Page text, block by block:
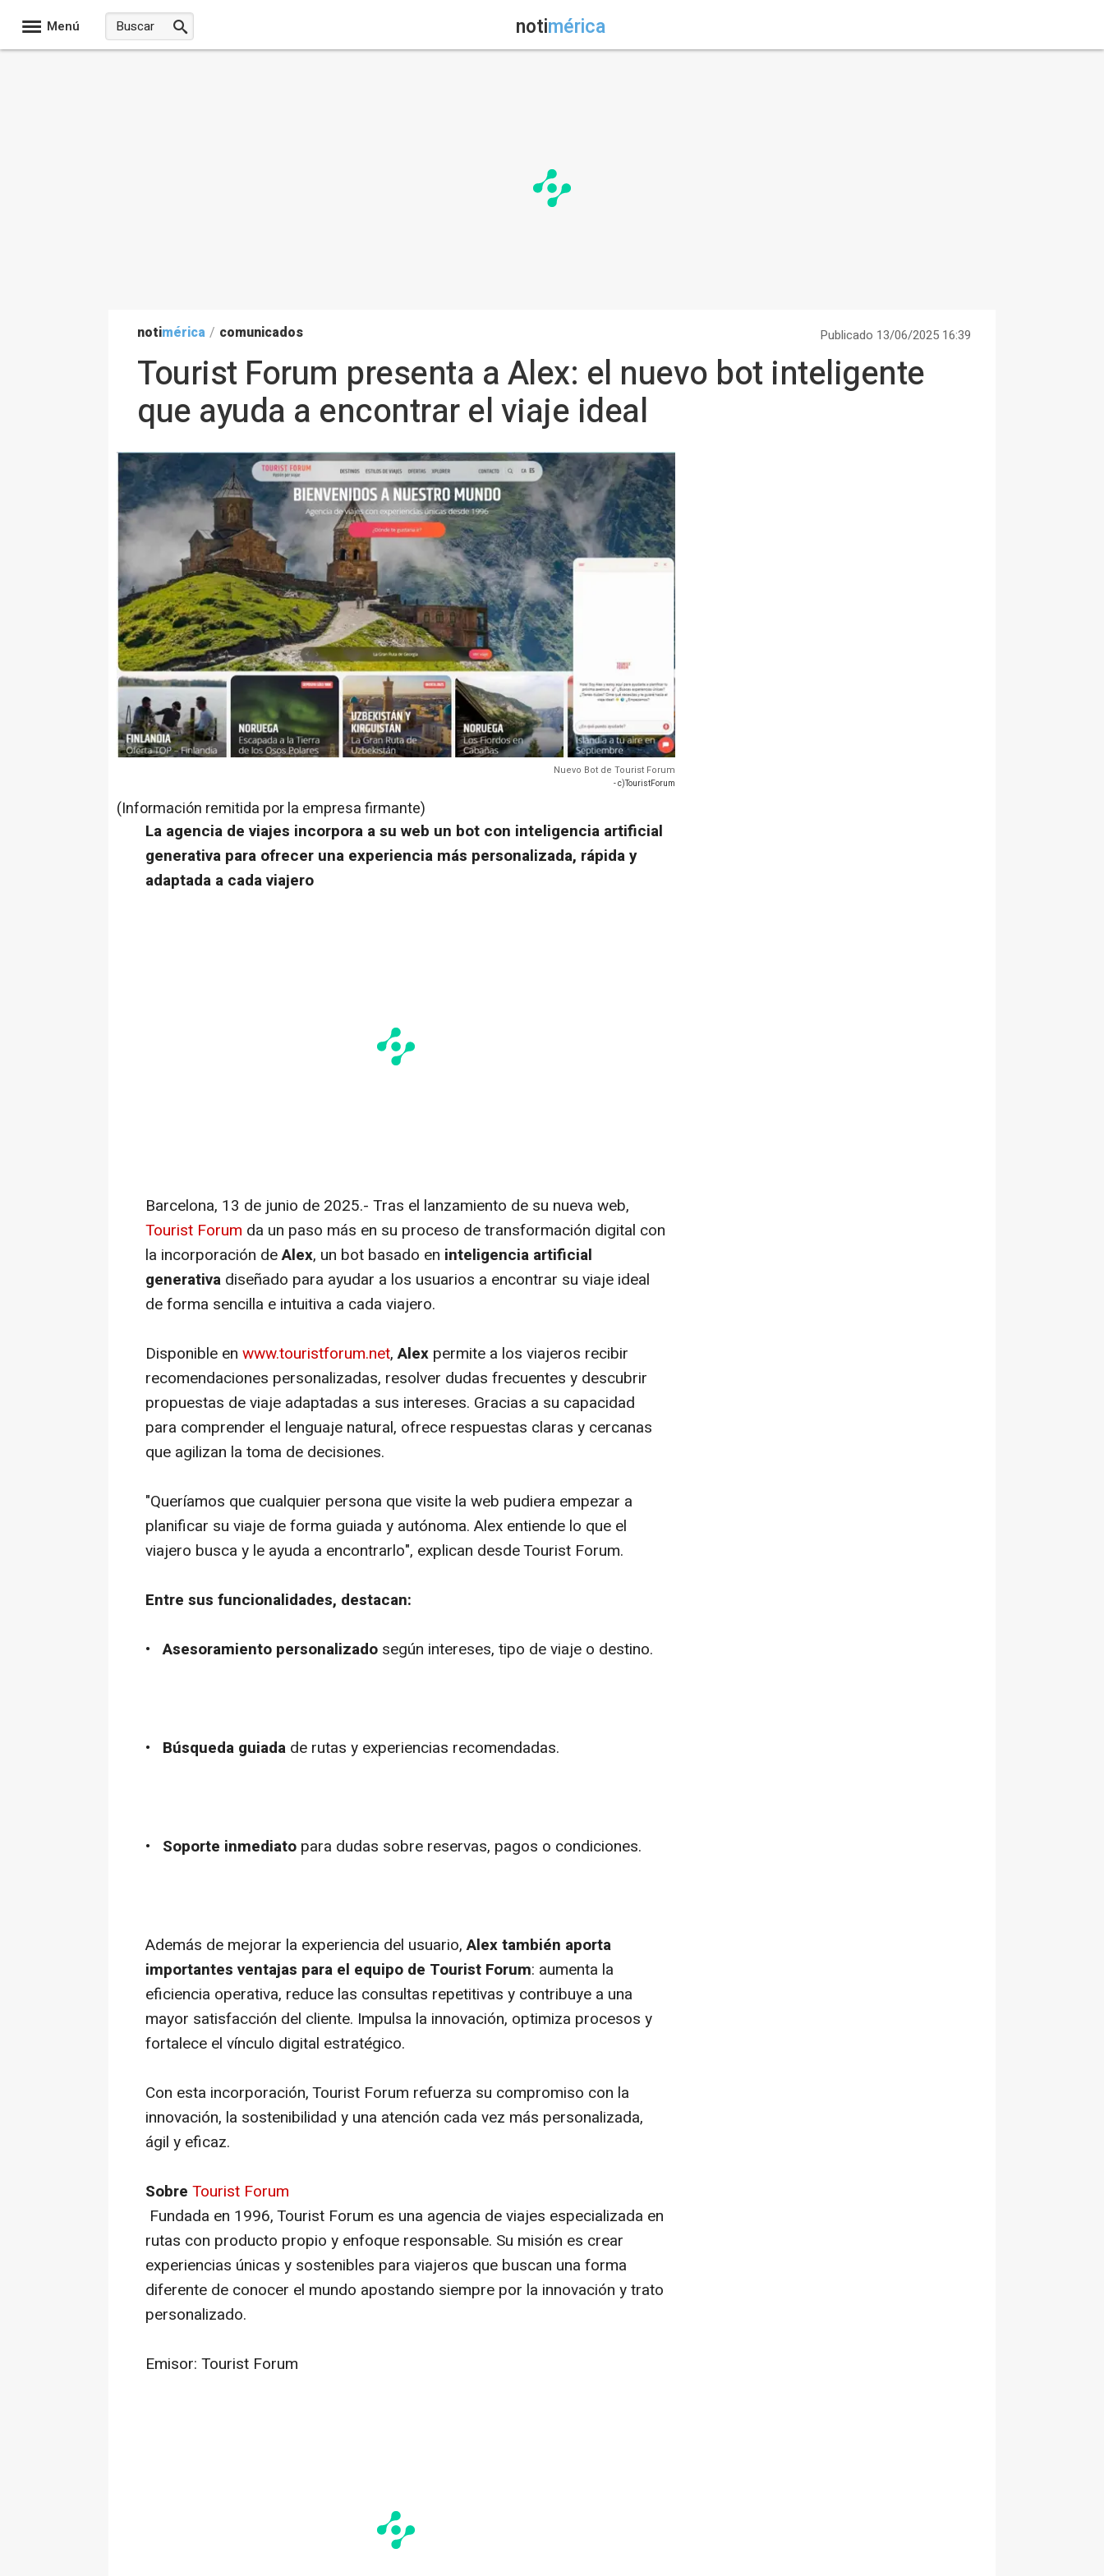
Menú notimérica
notimérica / comunicados Publicado 13/06/2025 16:39
Tourist Forum presenta a Alex: el nuevo bot inteligente
que ayuda a encontrar el viaje ideal
Nuevo Bot de Tourist Forum
- c)TouristForum
(Información remitida por la empresa firmante)
La agencia de viajes incorpora a su web un bot con inteligencia artificial
generativa para ofrecer una experiencia más personalizada, rápida y
adaptada a cada viajero
Barcelona, 13 de junio de 2025.- Tras el lanzamiento de su nueva web,
Tourist Forum da un paso más en su proceso de transformación digital con
la incorporación deAlex, un bot basado en inteligencia artificial
generativa diseñado para ayudar a los usuarios a encontrar su viaje ideal
de forma sencilla e intuitiva a cada viajero.
Disponible en www.touristforum.net,Alex permite a los viajeros recibir
recomendaciones personalizadas, resolver dudas frecuentes y descubrir
propuestas de viaje adaptadas a sus intereses. Gracias a su capacidad
para comprender el lenguaje natural, ofrece respuestas claras y cercanas
que agilizan la toma de decisiones.
"Queríamos que cualquier persona que visite la web pudiera empezar a
planificar su viaje de forma guiada y autónoma. Alex entiende lo que el
viajero busca y le ayuda a encontrarlo", explican desde Tourist Forum.
Entre sus funcionalidades, destacan:
•Asesoramiento personalizado según intereses, tipo de viaje o destino.
• Búsqueda guiada de rutas y experiencias recomendadas.
• Soporte inmediato para dudas sobre reservas, pagos o condiciones.
Además de mejorar la experiencia del usuario,Alex también aporta
importantes ventajas para el equipo de Tourist Forum: aumenta la
eficiencia operativa, reduce las consultas repetitivas y contribuye a una
mayor satisfacción del cliente. Impulsa la innovación, optimiza procesos y
fortalece el vínculo digital estratégico.
Con esta incorporación, Tourist Forum refuerza su compromiso con la
innovación, la sostenibilidad y una atención cada vez más personalizada,
ágil y eficaz.
Sobre Tourist Forum
Fundada en 1996, Tourist Forum es una agencia de viajes especializada en
rutas con producto propio y enfoque responsable. Su misión es crear
experiencias únicas y sostenibles para viajeros que buscan una forma
diferente de conocer el mundo apostando siempre por la innovación y trato
personalizado.
Emisor: Tourist Forum